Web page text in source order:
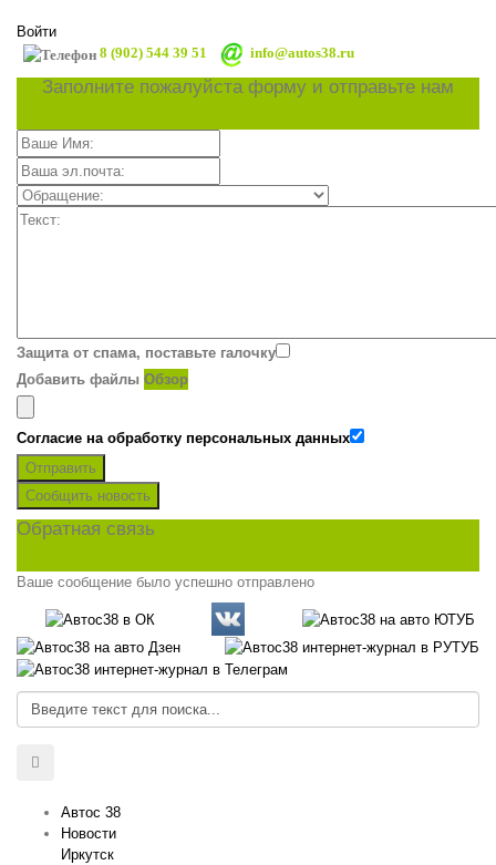
Войти
8 (902) 544 39 51
info@autos38.ru
Заполните пожалуйста форму и отправьте нам
Защита от спама, поставьте галочку
Добавить файлы Обзор
Согласие на обработку персональных данных
Отправить
Сообщить новость
Обратная связь
Ваше сообщение было успешно отправлено
Автос 38
Новости
Иркутск